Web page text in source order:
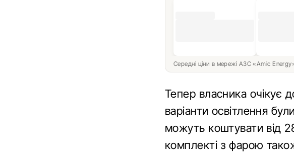
Середні ціни в мережі АЗС «Amic
Тепер власника очікує
варіанти освітлення
можуть коштувати від
комплекті з фарою